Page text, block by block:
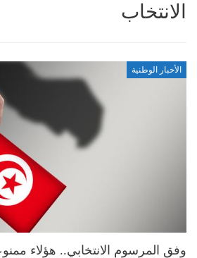
الانتخاب
الأخبار الوطنية
وفق المرسوم الانتخابي.. هؤلاء